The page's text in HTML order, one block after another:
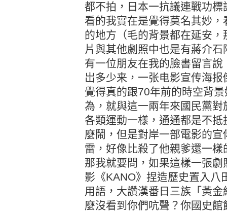
都不拍，日本一抗議連戰功
看的我實在是覺得莫名其妙
的地方（毛的背景都在延安
片與其他劇照中也是有蔣介石
有一位朋友在我的臉書留言說
岀多少来，一张电影宣传海
覺得真的跟70年前的時空背
為，就與這一兩年來國民黨
各類運動一樣，通通都是不
麼鬧，但是對岸一部電影的
雷，好像比殺了他親爹還一樣
那我就要問，如果這樣一張
影《KANO》捏造歷史置入八
用語，大讚漢番日三族「黃
麼沒看到你們吭聲？你國史